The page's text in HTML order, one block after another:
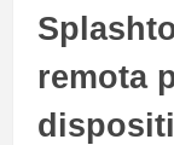
remota